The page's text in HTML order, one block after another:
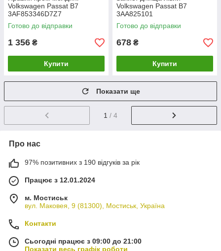
Volkswagen Passat B7
3AF853346D7Z7
Готово до відправки
1 356 ₴
Купити
Volkswagen Passat B7
3AA825101
Готово до відправки
678 ₴
Купити
Показати ще
1 / 4
Про нас
97% позитивних з 190 відгуків за рік
Працює з 12.01.2024
м. Мостиськ
вул. Маковея, 9 (81300), Мостиськ, Україна
Контакти
Сьогодні працює з 09:00 до 21:00
Показати весь графік роботи